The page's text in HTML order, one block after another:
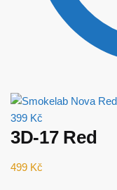
399 Kč
3D-17 Red
499 Kč